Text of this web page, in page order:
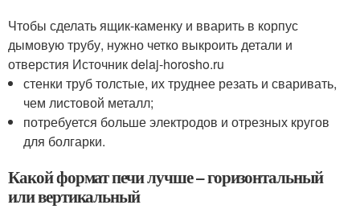
Чтобы сделать ящик-каменку и вварить в корпус
дымовую трубу, нужно четко выкроить детали и
отверстия Источник delaj-horosho.ru
стенки труб толстые, их труднее резать и сваривать,
чем листовой металл;
потребуется больше электродов и отрезных кругов
для болгарки.
Какой формат печи лучше – горизонтальный
или вертикальный